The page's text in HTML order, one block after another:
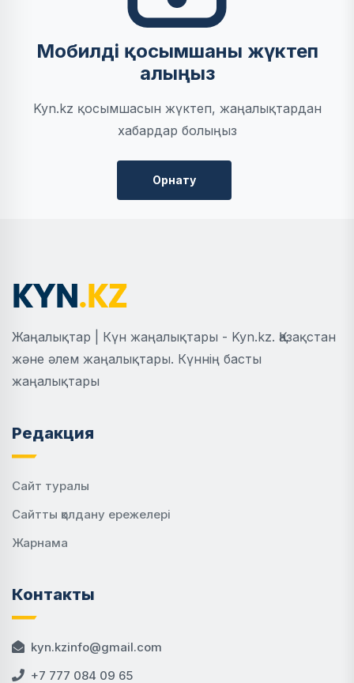
Мобилді қосымшаны жүктеп
алыңыз
Kyn.kz қосымшасын жүктеп, жаңалықтардан
хабардар болыңыз
Орнату
Жаңалықтар | Күн жаңалықтары - Kyn.kz. Қазақстан
және әлем жаңалықтары. Күннің басты
жаңалықтары
Редакция
Сайт туралы
Сайтты қолдану ережелері
Жарнама
Контакты
kyn.kzinfo@gmail.com
+7 777 084 09 65